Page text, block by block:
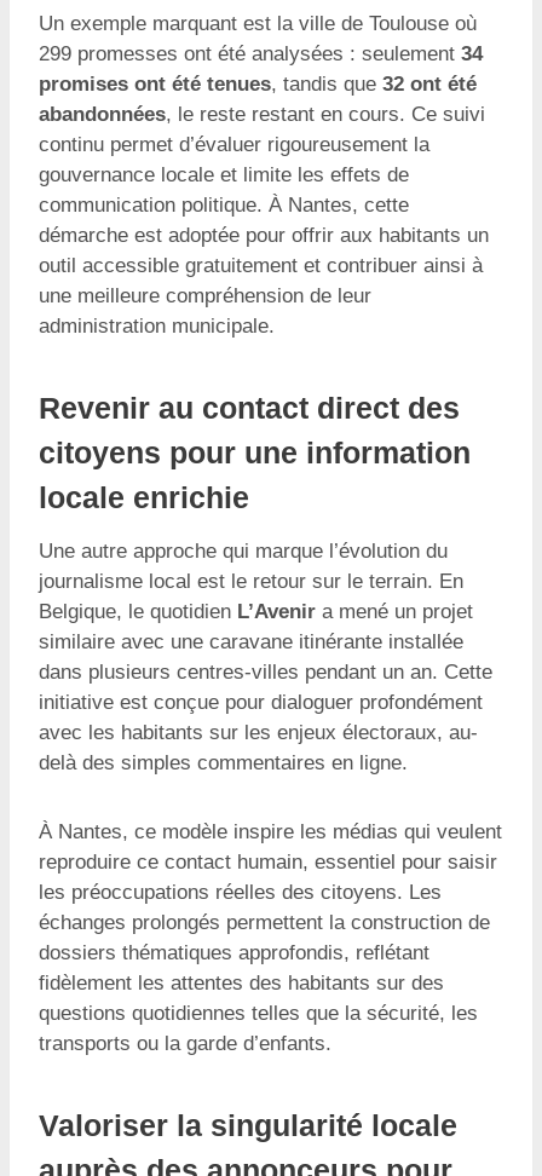
Un exemple marquant est la ville de Toulouse où
299 promesses ont été analysées : seulement 34
promises ont été tenues, tandis que 32 ont été
abandonnées, le reste restant en cours. Ce suivi
continu permet d’évaluer rigoureusement la
gouvernance locale et limite les effets de
communication politique. À Nantes, cette
démarche est adoptée pour offrir aux habitants un
outil accessible gratuitement et contribuer ainsi à
une meilleure compréhension de leur
administration municipale.
Revenir au contact direct des
citoyens pour une information
locale enrichie
Une autre approche qui marque l’évolution du
journalisme local est le retour sur le terrain. En
Belgique, le quotidien L’Avenir a mené un projet
similaire avec une caravane itinérante installée
dans plusieurs centres-villes pendant un an. Cette
initiative est conçue pour dialoguer profondément
avec les habitants sur les enjeux électoraux, au-
delà des simples commentaires en ligne.
À Nantes, ce modèle inspire les médias qui veulent
reproduire ce contact humain, essentiel pour saisir
les préoccupations réelles des citoyens. Les
échanges prolongés permettent la construction de
dossiers thématiques approfondis, reflétant
fidèlement les attentes des habitants sur des
questions quotidiennes telles que la sécurité, les
transports ou la garde d’enfants.
Valoriser la singularité locale